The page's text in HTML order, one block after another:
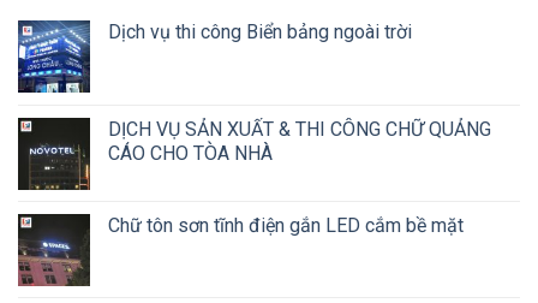
Dịch vụ thi công Biển bảng ngoài trời
DỊCH VỤ SẢN XUẤT & THI CÔNG CHỮ QUẢNG
CÁO CHO TÒA NHÀ
Chữ tôn sơn tĩnh điện gắn LED cắm bề mặt